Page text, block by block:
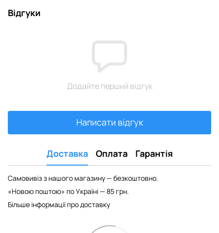
Відгуки
Додайте перший відгук
Написати відгук
Доставка Оплата Гарантія
Самовивіз з нашого магазину — безкоштовно.
«Новою поштою» по Україні — 85 грн.
Більше інформації про доставку